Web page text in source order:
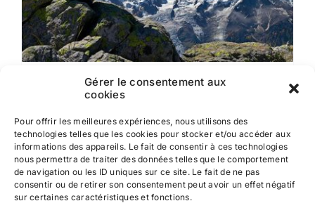
Gérer le consentement aux
cookies
Pour offrir les meilleures expériences, nous utilisons des
technologies telles que les cookies pour stocker et/ou accéder aux
informations des appareils. Le fait de consentir à ces technologies
nous permettra de traiter des données telles que le comportement
de navigation ou les ID uniques sur ce site. Le fait de ne pas
consentir ou de retirer son consentement peut avoir un effet négatif
sur certaines caractéristiques et fonctions.
ACCOMPAGNEMENT BALADE